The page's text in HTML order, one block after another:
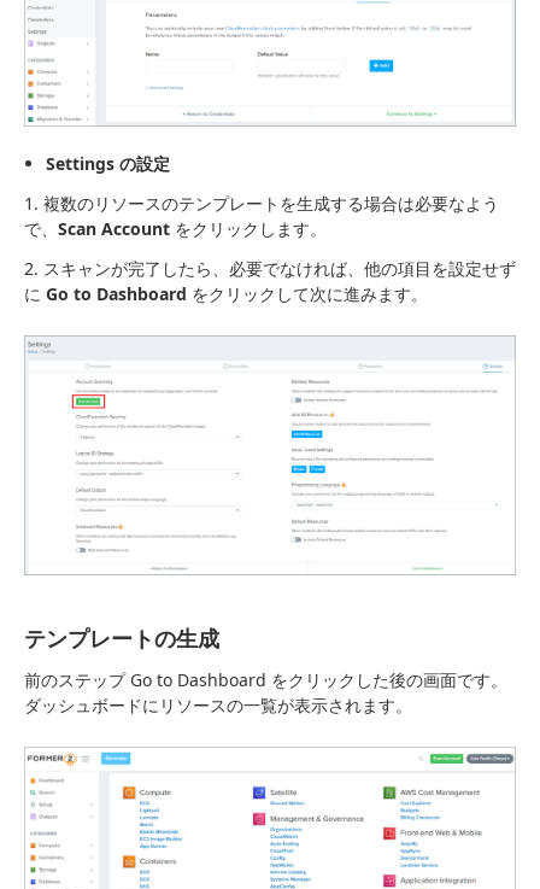
Settings の設定
1. 複数のリソースのテンプレートを生成する場合は必要なよう
で、 Scan Account をクリックします。
2. スキャンが完了したら、必要でなければ、他の項目を設定せず
に Go to Dashboard をクリックして次に進みます。
テンプレートの生成
前のステップ Go to Dashboard をクリックした後の画面です。
ダッシュボードにリソースの一覧が表示されます。